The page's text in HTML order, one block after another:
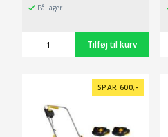
På lager
SPAR 600,-